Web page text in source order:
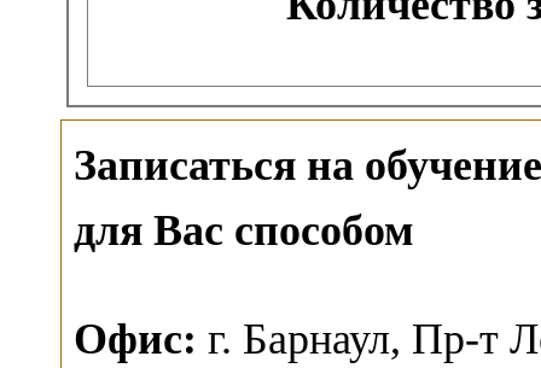
Записаться на
для Вас способом
Офис: г. Барнаул, Пр-т